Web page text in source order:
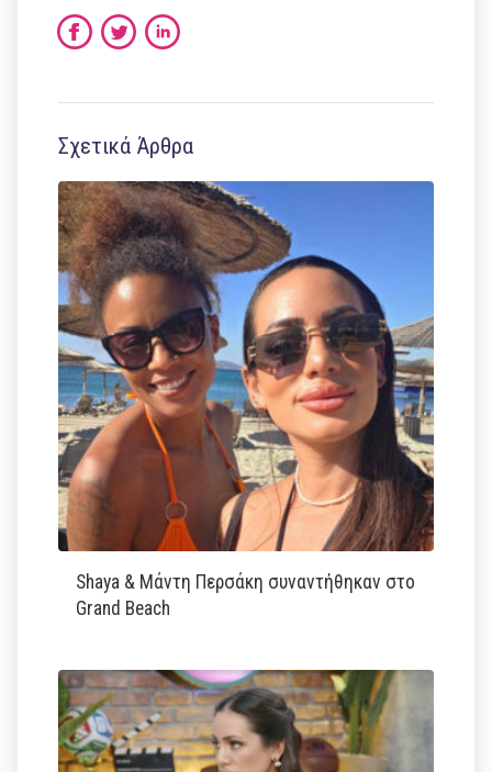
Σχετικά Άρθρα
Shaya & Μάντη Περσάκη συναντήθηκαν στο
Grand Beach